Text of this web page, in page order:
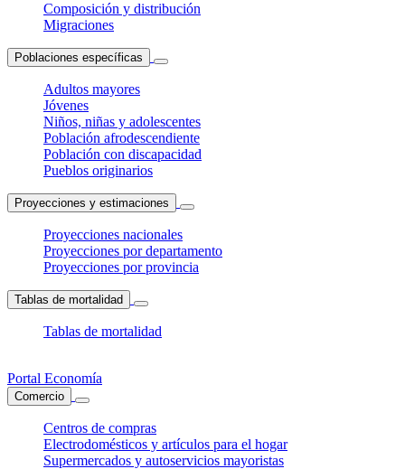
Composición y distribución
Migraciones
Poblaciones específicas
Adultos mayores
Jóvenes
Niños, niñas y adolescentes
Población afrodescendiente
Población con discapacidad
Pueblos originarios
Proyecciones y estimaciones
Proyecciones nacionales
Proyecciones por departamento
Proyecciones por provincia
Tablas de mortalidad
Tablas de mortalidad
Portal Economía
Comercio
Centros de compras
Electrodomésticos y artículos para el hogar
Supermercados y autoservicios mayoristas